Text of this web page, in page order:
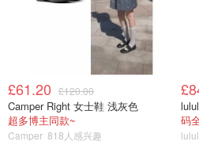
通过以上 Top100的榜单 不难
学排名中，麻省理工学院连续第
帝国理工学院IC既去年再次回到
£61.20 £120.00
Camper Right 女士鞋 浅灰色
超多博主同款~
Camper 818人感兴趣
码